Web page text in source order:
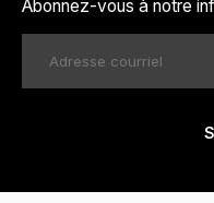
Abonnez-vous à notre